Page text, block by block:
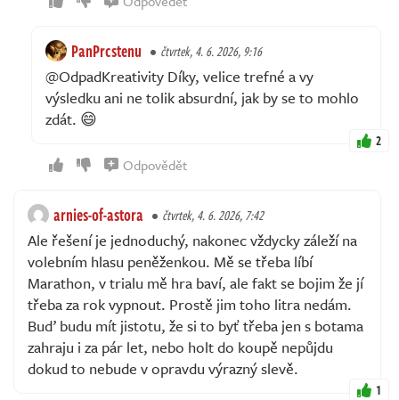
PanPrcstenu čtvrtek, 4. 6. 2026, 9:16
@OdpadKreativity Díky, velice trefné a vy
výsledku ani ne tolik absurdní, jak by se to mohlo
zdát. 😄
2
Odpovědět
arnies-of-astora čtvrtek, 4. 6. 2026, 7:42
Ale řešení je jednoduchý, nakonec vždycky záleží na
volebním hlasu peněženkou. Mě se třeba líbí
Marathon, v trialu mě hra baví, ale fakt se bojim že jí
třeba za rok vypnout. Prostě jim toho litra nedám.
Buď budu mít jistotu, že si to byť třeba jen s botama
zahraju i za pár let, nebo holt do koupě nepůjdu
dokud to nebude v opravdu výrazný slevě.
1